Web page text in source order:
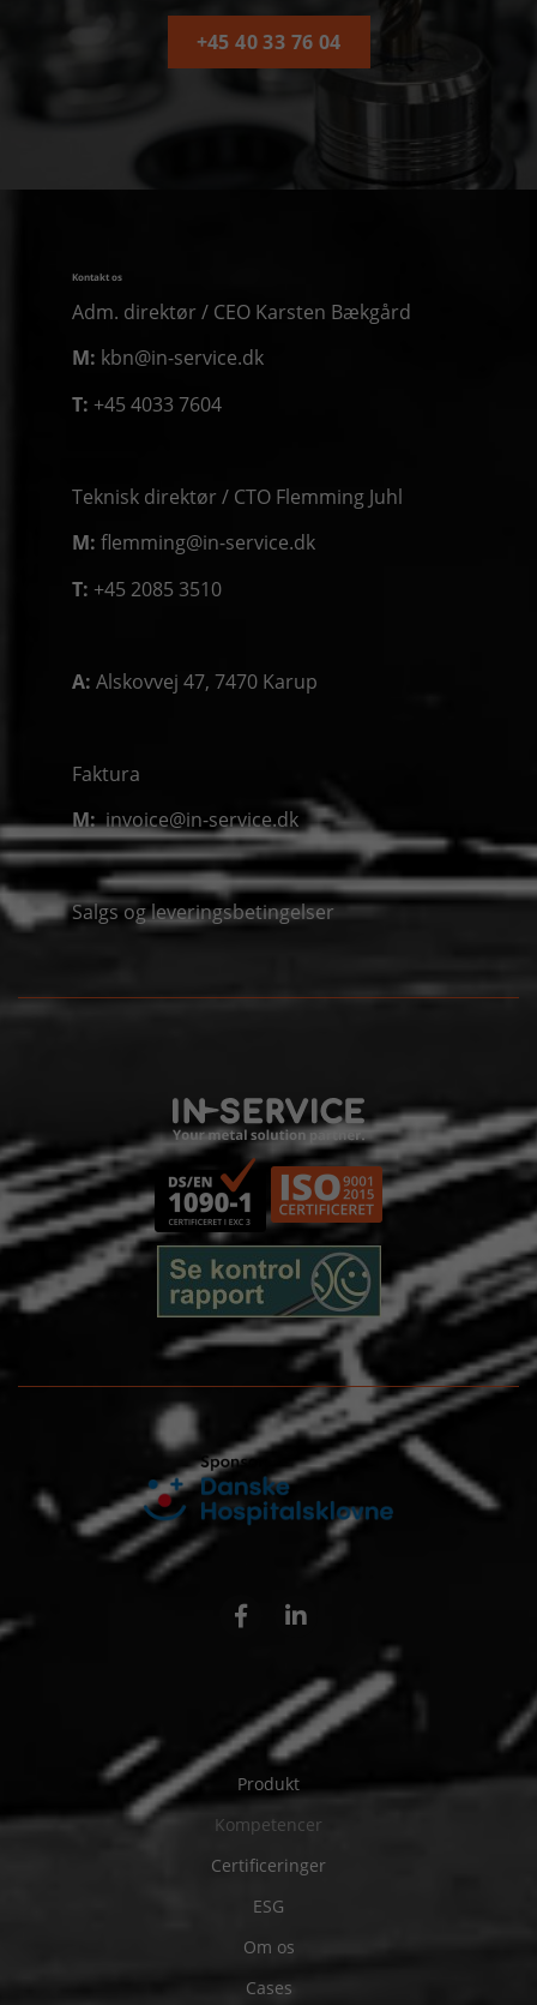
+45 40 33 76 04
Kontakt os
Adm. direktør / CEO Karsten Bækgård
M: kbn@in-service.dk
T: +45 4033 7604
Teknisk direktør / CTO Flemming Juhl
M: flemming@in-service.dk
T: +45 2085 3510
A: Alskovvej 47, 7470 Karup
Faktura
M:invoice@in-service.dk
Salgs og leveringsbetingelser
Produkt
Kompetencer
Certificeringer
ESG
Om os
Cases